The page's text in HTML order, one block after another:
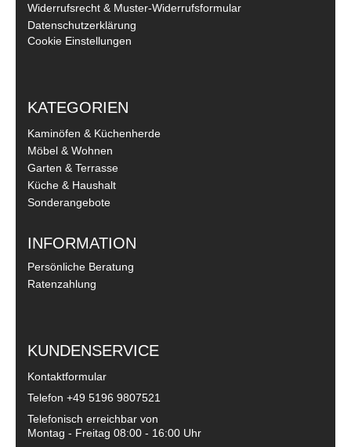
Widerrufsrecht & Muster-Widerrufsformular
Datenschutzerklärung
Cookie Einstellungen
KATEGORIEN
Kaminöfen & Küchenherde
Möbel & Wohnen
Garten & Terrasse
Küche & Haushalt
Sonderangebote
INFORMATION
Persönliche Beratung
Ratenzahlung
KUNDENSERVICE
Kontaktformular
Telefon +49 5196 9807521
Telefonisch erreichbar von
Montag - Freitag 08:00 - 16:00 Uhr